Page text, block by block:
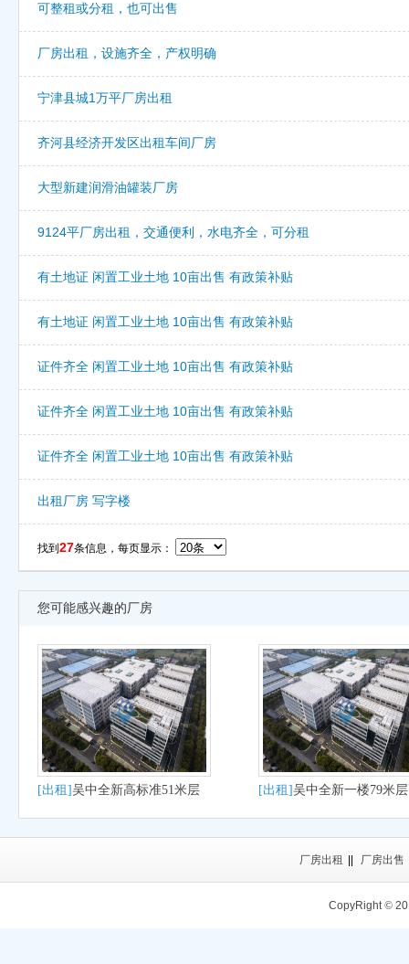
可整租或分租，也可出售
厂房出租，设施齐全，产权明确
宁津县城1万平厂房出租
齐河县经济开发区出租车间厂房
大型新建润滑油罐装厂房
9124平厂房出租，交通便利，水电齐全，可分租
有土地证 闲置工业土地 10亩出售 有政策补贴
有土地证 闲置工业土地 10亩出售 有政策补贴
证件齐全 闲置工业土地 10亩出售 有政策补贴
证件齐全 闲置工业土地 10亩出售 有政策补贴
证件齐全 闲置工业土地 10亩出售 有政策补贴
出租厂房 写字楼
找到 27条信息，每页显示：
您可能感兴趣的厂房
[出租]吴中全新高标准51米层
高出租
[出租]吴中全新一楼79米
厂房出租
厂房出租 厂房出售
CopyRight©